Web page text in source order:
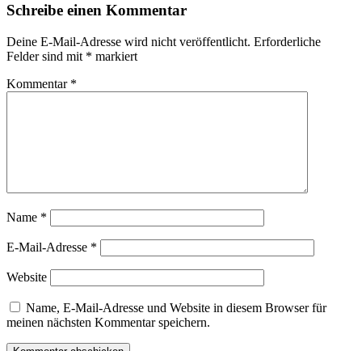
Schreibe einen Kommentar
Deine E-Mail-Adresse wird nicht veröffentlicht. Erforderliche
Felder sind mit * markiert
Kommentar *
Name *
E-Mail-Adresse *
Website
Name, E-Mail-Adresse und Website in diesem Browser für
meinen nächsten Kommentar speichern.